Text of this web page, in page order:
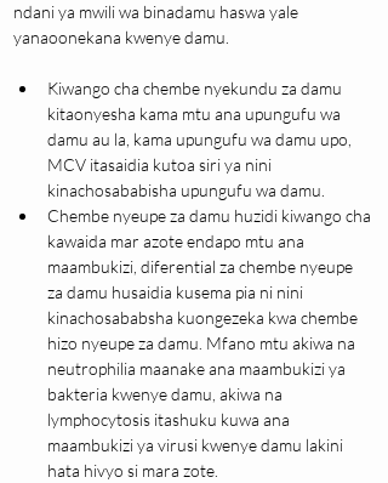
ndani ya mwili wa binadamu haswa yale
yanaoonekana kwenye damu.
Kiwango cha chembe nyekundu za damu
kitaonyesha kama mtu ana upungufu wa
damu au la, kama upungufu wa damu upo,
MCV itasaidia kutoa siri ya nini
kinachosababisha upungufu wa damu.
Chembe nyeupe za damu huzidi kiwango cha
kawaida mar azote endapo mtu ana
maambukizi, diferential za chembe nyeupe
za damu husaidia kusema pia ni nini
kinachosababsha kuongezeka kwa chembe
hizo nyeupe za damu. Mfano mtu akiwa na
neutrophilia maanake ana maambukizi ya
bakteria kwenye damu, akiwa na
lymphocytosis itashuku kuwa ana
maambukizi ya virusi kwenye damu lakini
hata hivyo si mara zote.